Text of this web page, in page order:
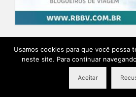
Home Blog Quem Escreve Sobre o Blog
Ensaio Fotográfico na Provence Planeje sua
© 2026 Destino Provence Natalia Itabayana -
Usamos cookies para que você possa
neste site. Para continuar
Aceitar